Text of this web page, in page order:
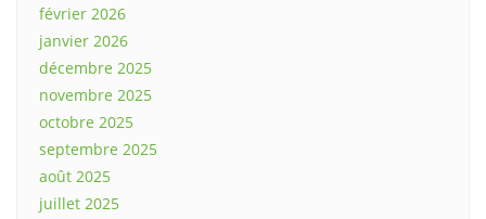
février 2026
janvier 2026
décembre 2025
novembre 2025
octobre 2025
septembre 2025
août 2025
juillet 2025